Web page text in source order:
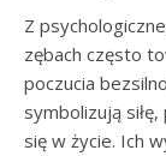
Z
zębach często
poczucia
symbolizują
się w życie. Ich